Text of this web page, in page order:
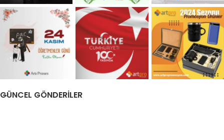
GÜNCEL GÖNDERİLER